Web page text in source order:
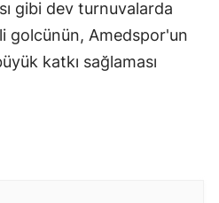
gibi dev turnuvalarda
golcünün, Amedspor'un
katkı sağlaması